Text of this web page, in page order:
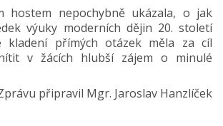
hostem nepochybně ukázala, o jak
výuky moderních dějin 20. století
kladení přímých otázek měla za cíl
v žácích hlubší zájem o minulé
připravil Mgr. Jaroslav Hanzlíček